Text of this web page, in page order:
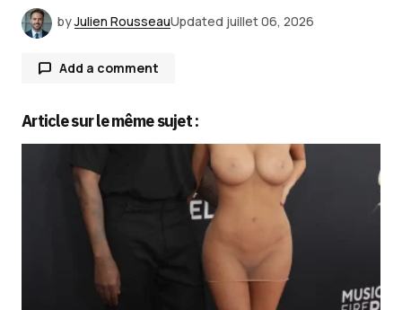
byJulien RousseauUpdated juillet 06, 2026
Add a comment
Votre adresse e-mail ne sera pas publiée.Les
champs obligatoires sont indiqués avec
Comment
Article sur le même sujet :